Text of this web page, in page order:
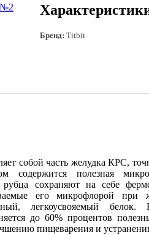
Бренд: Titbit
собой часть желудка КРС,
содержится полезная
рубца сохраняют на себе
его микрофлорой при
легкоусвояемый белок.
до 60% процентов
пищеварения и